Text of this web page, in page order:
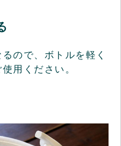
ので、ボトルを軽く
用ください。